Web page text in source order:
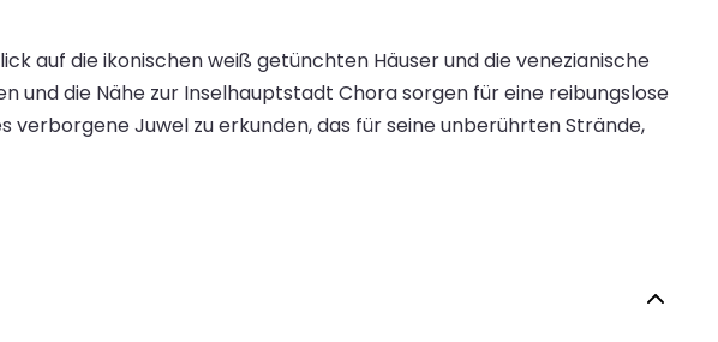
auf die ikonischen weiß getünchten Häuser und die venezianische
und die Nähe zur Inselhauptstadt Chora sorgen für eine reibungslose
Juwel zu erkunden, das für seine unberührten Strände,